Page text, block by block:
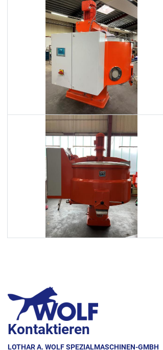
Kontaktieren
LOTHAR A. WOLF SPEZIALMASCHINEN-GMBH